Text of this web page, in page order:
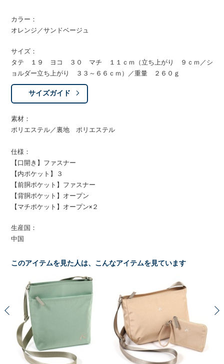
カラー：
オレンジ／サンドベージュ
サイズ：
タテ １９ ヨコ ３０ マチ １１ｃｍ（立ち上がり ９ｃｍ／シ
ョルダー立ち上がり ３３～６６ｃｍ）／重量 ２６０ｇ
サイズガイド
素材：
ポリエステル／裏地 ポリエステル
仕様：
【口開き】ファスナー
【内ポケット】３
【前胴ポケット】ファスナー
【背胴ポケット】オープン
【マチポケット】オープン×２
生産国：
中国
このアイテムを見た人は、こんなアイテムを見ています